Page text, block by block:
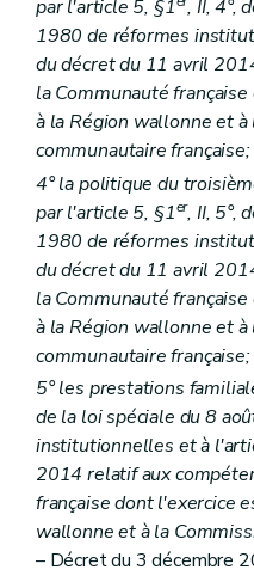
Section 2
Sous-
Art. 72
Art. 73
Art. 74
Art. 75
Art. 76
Art. 77
Art. 78
Art. 79
Sous-
Art. 80
Art. 81
Art. 82
Art. 83
Art. 84
Art. 85
Sous-
Art. 86
Section 3
Sous-
Art. 87
Sous-
Art. 88
Sous-
par l'article 5, §1 , II, 4°,
1980 de réformes
du décret du 11 avril
la Communauté
à la Région wallonne et à
communautaire française;
4° la politique du
par l'article 5, §1er, II, 5°,
1980 de réformes
du décret du 11 avril
la Communauté
à la Région wallonne et à
communautaire française;
5° les prestations
de la loi spéciale du 8
institutionnelles et à
2014 relatif aux
française dont l'exercice
wallonne et à la
– Décret du 3 décembre